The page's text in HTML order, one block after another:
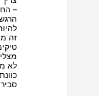
–
זה
לא